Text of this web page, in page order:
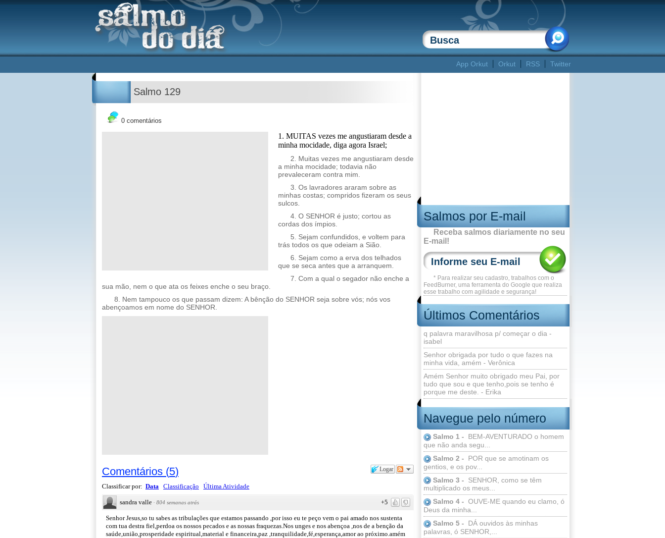
App Orkut Orkut RSS Twitter
Salmos por E-mail
Receba salmos diariamente no seu
E-mail!
* Para realizar seu cadastro, trabalhos com o
FeedBurner, uma ferramenta do Google que realiza
esse trabalho com agilidade e segurança!
Últimos Comentários
q palavra maravilhosa p/ começar o dia -
isabel
Senhor obrigada por tudo o que fazes na
minha vida, amém - Verônica
Amém Senhor muito obrigado meu Pai, por
tudo que sou e que tenho,pois se tenho é
porque me deste. - Erika
Navegue pelo número
Salmo 1 -
BEM-AVENTURADO o homem
que não anda segu...
Salmo 2 -
POR que se amotinam os
gentios, e os pov...
Salmo 3 -
SENHOR, como se têm
multiplicado os meus...
Salmo 4 - OUVE-ME quando eu clamo, ó
Deus da minha...
Salmo 5 -
DÁ ouvidos às minhas
palavras, ó SENHOR,...
Salmo 129
0 comentários
1. MUITAS vezes me angustiaram desde a
minha mocidade, diga agora Israel;
2. Muitas vezes me angustiaram desde
a minha mocidade; todavia não
prevaleceram contra mim.
3. Os lavradores araram sobre as
minhas costas; compridos fizeram os seus
sulcos.
4. O SENHOR é justo; cortou as
cordas dos ímpios.
5. Sejam confundidos, e voltem para
trás todos os que odeiam a Sião.
6. Sejam como a erva dos telhados
que se seca antes que a arranquem.
7. Com a qual o segador não enche a
sua mão, nem o que ata os feixes enche o seu braço.
8. Nem tampouco os que passam dizem: A bênção do SENHOR seja sobre vós; nós vos
abençoamos em nome do SENHOR.
Logar
Comentários (5)
Classificar por: Data Classificação Última Atividade
+5
sandra valle · 804 semanas atrás
Senhor Jesus,so tu sabes as tribulações que estamos passando ,por isso eu te peço vem o pai amado nos sustenta
com tua destra fiel,perdoa os nossos pecados e as nossas fraquezas.Nos unges e nos abençoa ,nos de a benção da
saúde,união,prosperidade espiritual,material e financeira,paz ,tranquilidade,fé,esperança,amor ao próximo.amém